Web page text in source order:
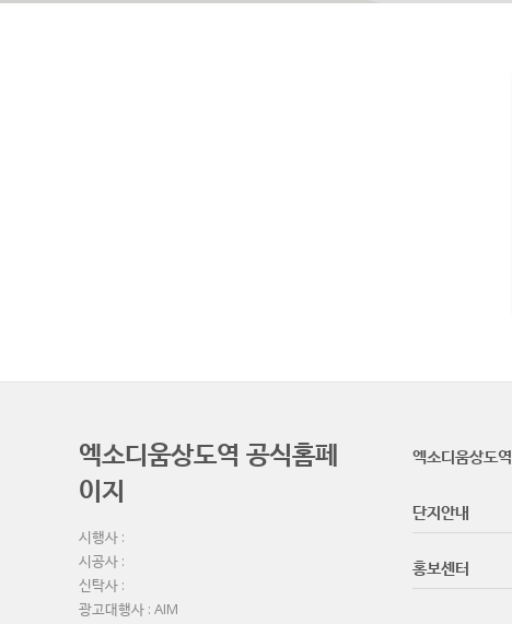
엑소디움상도역 공식홈페
이지
시행사 :
시공사 :
신탁사 :
광고대행사 : AIM
엑소디움상도역
단지안내
홍보센터